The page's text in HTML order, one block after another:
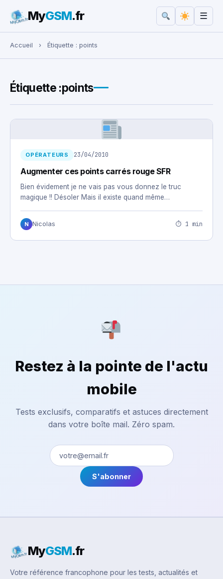
Rechercher :
MyGSM.fr ☰
Accueil › Étiquette : points
Étiquette :points
OPÉRATEURS 23/04/2010
Augmenter ces points carrés rouge SFR
Bien évidement je ne vais pas vous donnez le truc
magique !! Désoler Mais il existe quand même…
N Nicolas ⏱ 1 min
Restez à la pointe de l'actu
mobile
Tests exclusifs, comparatifs et astuces directement
dans votre boîte mail. Zéro spam.
S'abonner
MyGSM.fr
Votre référence francophone pour les tests, actualités et